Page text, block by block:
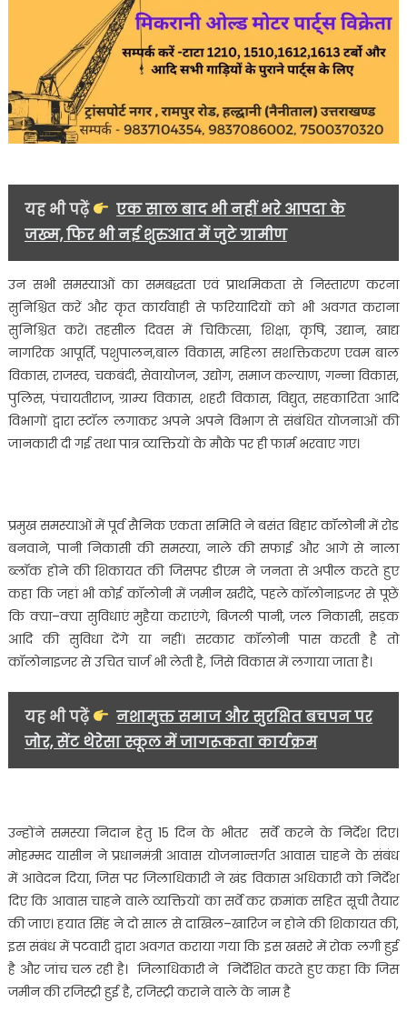
यह भी पढ़ें
एक साल बाद भी नहीं भरे आपदा के
जख्म, फिर भी नई शुरुआत में जुटे ग्रामीण
उन सभी समस्याओं का समबद्धता एवं प्राथमिकता से निस्तारण करना
सुनिश्चित करें और कृत कार्यवाही से फरियादियों को भी अवगत कराना
सुनिश्चित करें। तहसील दिवस में चिकित्सा, शिक्षा, कृषि, उद्यान, खाद्य
नागरिक आपूर्ति, पशुपालन,बाल विकास, महिला सशक्तिकरण एवम बाल
विकास, राजस्व, चकबंदी, सेवायोजन, उद्योग, समाज कल्याण, गन्ना विकास,
पुलिस, पंचायतीराज, ग्राम्य विकास, शहरी विकास, विद्युत, सहकारिता आदि
विभागों द्वारा स्टॉल लगाकर अपने अपने विभाग से संबंधित योजनाओं की
जानकारी दी गई तथा पात्र व्यक्तियों के मौके पर ही फार्म भरवाए गए।
प्रमुख समस्याओं में पूर्व सैनिक एकता समिति ने बसंत बिहार कॉलोनी में रोड
बनवाने, पानी निकासी की समस्या, नाले की सफाई और आगे से नाला
ब्लॉक होने की शिकायत की जिसपर डीएम ने जनता से अपील करते हुए
कहा कि जहां भी कोई कॉलोनी में जमीन खरीदे, पहले कॉलोनाइजर से पूछें
कि क्या–क्या सुविधाएं मुहैया कराएंगे, बिजली पानी, जल निकासी, सड़क
आदि की सुविधा देंगे या नहीं। सरकार कॉलोनी पास करती है तो
कॉलोनाइजर से उचित चार्ज भी लेती है, जिसे विकास में लगाया जाता है।
यह भी पढ़ें
नशामुक्त समाज और सुरक्षित बचपन पर
जोर, सेंट थेरेसा स्कूल में जागरूकता कार्यक्रम
उन्होंने समस्या निदान हेतु 15 दिन के भीतर सर्वे करने के निर्देश दिए।
मोहम्मद यासीन ने प्रधानमंत्री आवास योजनान्तर्गत आवास चाहने के संबंध
में आवेदन दिया, जिस पर जिलाधिकारी ने खंड विकास अधिकारी को निर्देश
दिए कि आवास चाहने वाले व्यक्तियों का सर्वे कर क्रमांक सहित सूची तैयार
की जाए। हयात सिंह ने दो साल से दाखिल–खारिज न होने की शिकायत की,
इस संबंध में पटवारी द्वारा अवगत कराया गया कि इस खसरे में रोक लगी हुई
है और जांच चल रही है। जिलाधिकारी ने निर्देशित करते हुए कहा कि जिस
जमीन की रजिस्ट्री हुई है, रजिस्ट्री कराने वाले के नाम है